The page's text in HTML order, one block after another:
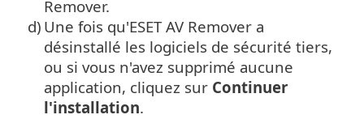
Remover.
d) Une fois qu'ESET AV Remover a
désinstallé les logiciels de sécurité tiers,
ou si vous n'avez supprimé aucune
application, cliquez sur Continuer
l'installation.